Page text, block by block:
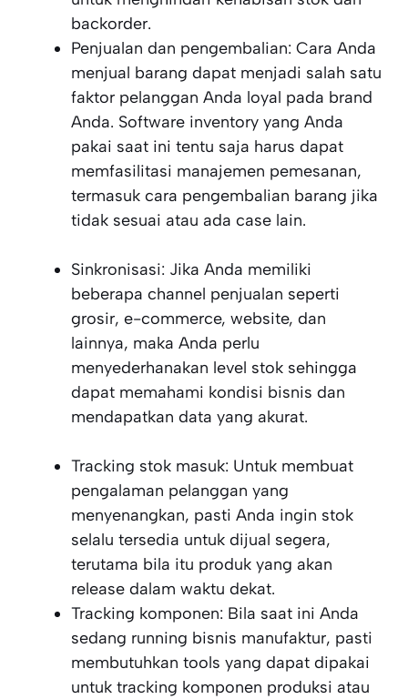
backorder.
Penjualan dan pengembalian: Cara Anda
menjual barang dapat menjadi salah satu
faktor pelanggan Anda loyal pada brand
Anda. Software inventory yang Anda
pakai saat ini tentu saja harus dapat
memfasilitasi manajemen pemesanan,
termasuk cara pengembalian barang jika
tidak sesuai atau ada case lain.
Sinkronisasi: Jika Anda memiliki
beberapa channel penjualan seperti
grosir, e-commerce, website, dan
lainnya, maka Anda perlu
menyederhanakan level stok sehingga
dapat memahami kondisi bisnis dan
mendapatkan data yang akurat.
Tracking stok masuk: Untuk membuat
pengalaman pelanggan yang
menyenangkan, pasti Anda ingin stok
selalu tersedia untuk dijual segera,
terutama bila itu produk yang akan
release dalam waktu dekat.
Tracking komponen: Bila saat ini Anda
sedang running bisnis manufaktur, pasti
membutuhkan tools yang dapat dipakai
untuk tracking komponen produksi atau